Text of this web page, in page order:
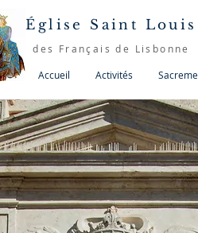
Accueil Activités
Église Saint Louis
des Français de Lisbonne